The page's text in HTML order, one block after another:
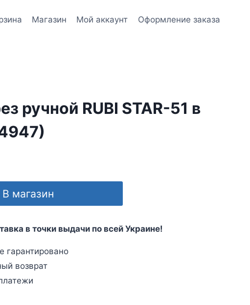
Магазин Мой аккаунт Оформление заказа
ручной RUBI STAR-51 в
В магазин
в точки выдачи по всей Украине!
гарантировано
возврат